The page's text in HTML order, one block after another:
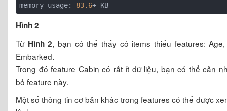
memory usage: 83.6
Hình 2
Từ Hình 2, bạn có thể thấy có items thiếu features: Age,
Embarked.
Trong đó feature Cabin có rất ít dữ liệu, bạn có thể cân
bỏ feature này.
Một số thông tin cơ bản khác trong features có thể được